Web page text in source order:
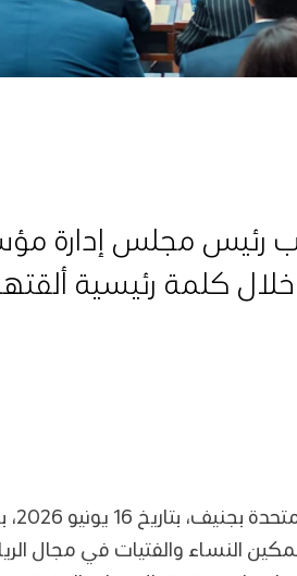
رئيس مجلس إدارة
خلال كلمة رئيسية
نظم
النساء والفتيات في مجال